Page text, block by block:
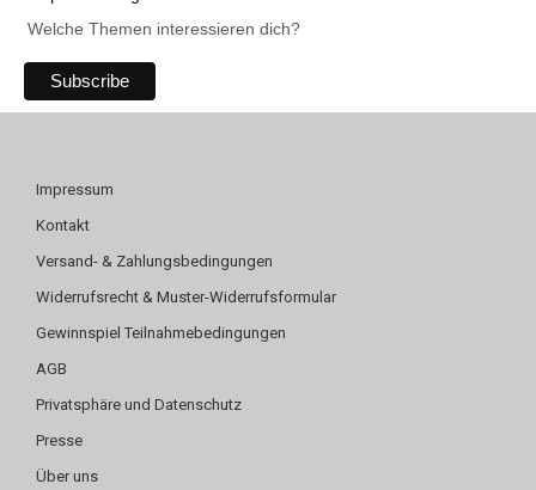
Welche Themen interessieren dich?
Impressum
Kontakt
Versand- & Zahlungsbedingungen
Widerrufsrecht & Muster-Widerrufsformular
Gewinnspiel Teilnahmebedingungen
AGB
Privatsphäre und Datenschutz
Presse
Über uns